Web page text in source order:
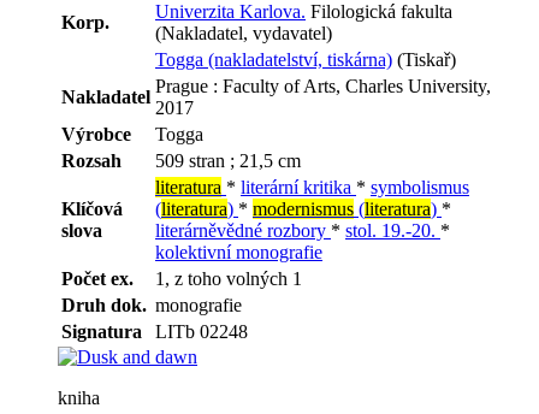
Korp.
Univerzita Karlova. Filologická fakulta
(Nakladatel, vydavatel)
Togga (nakladatelství, tiskárna) (Tiskař)
Nakladatel
Prague : Faculty of Arts, Charles University,
2017
Výrobce
Togga
Rozsah
509 stran ; 21,5 cm
Klíčová
slova
literatura * literární kritika * symbolismus
(literatura) * modernismus (literatura) *
literárněvědné rozbory * stol. 19.-20. *
kolektivní monografie
Počet ex.
1, z toho volných 1
Druh dok. monografie
Signatura
LITb 02248
kniha